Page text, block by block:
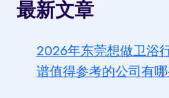
最新文章
2026年东莞想做卫浴
谱值得参考的公司有